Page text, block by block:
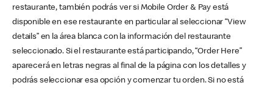
restaurante, también podrás ver si Mobile Order & Pay está
disponible en ese restaurante en particular al seleccionar “View
details” en la área blanca con la información del restaurante
seleccionado. Si el restaurante está participando, “Order Here”
aparecerá en letras negras al final de la página con los detalles y
podrás seleccionar esa opción y comenzar tu orden. Si no está